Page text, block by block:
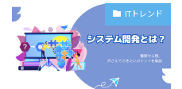
ITトレンド